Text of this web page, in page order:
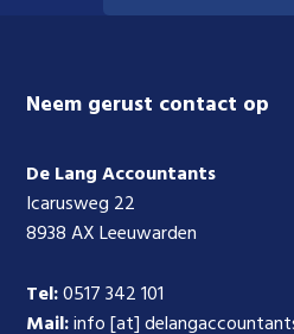
Footer
Neem gerust contact op
De Lang Accountants
Icarusweg 22
8938 AX Leeuwarden
Tel:0517 342 101
Mail:info [at]